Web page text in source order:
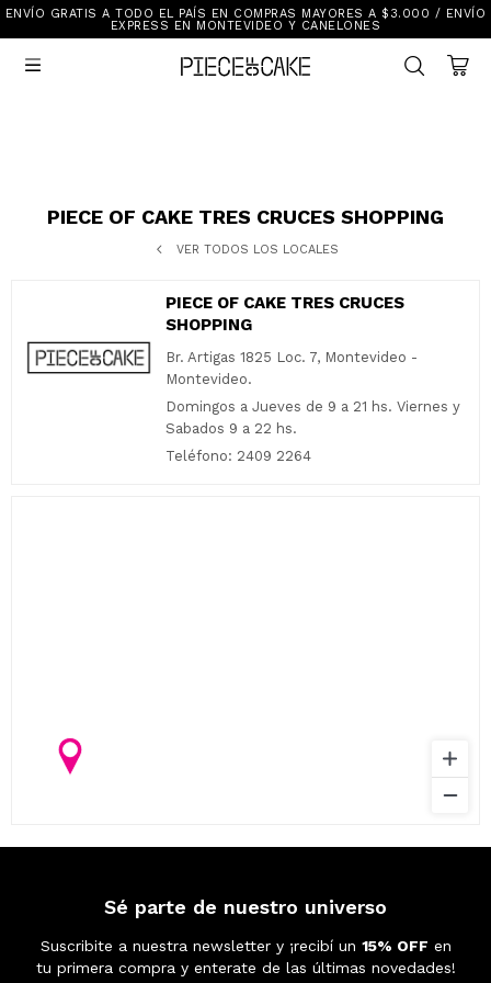
ENVÍO GRATIS A TODO EL PAÍS EN COMPRAS MAYORES A $3.000 / ENVÍO
EXPRESS EN MONTEVIDEO Y CANELONES

PIECE OF CAKE TRES CRUCES SHOPPING
VER TODOS LOS LOCALES
PIECE OF CAKE TRES CRUCES
SHOPPING
Br. Artigas 1825 Loc. 7, Montevideo -
Montevideo.
Domingos a Jueves de 9 a 21 hs. Viernes y
Sabados 9 a 22 hs.
Teléfono: 2409 2264
Sé parte de nuestro universo
Suscribite a nuestra newsletter y ¡recibí un 15% OFF en
tu primera compra y enterate de las últimas novedades!
Sale
New In
Tiendas
Ver Todo
Vestimenta